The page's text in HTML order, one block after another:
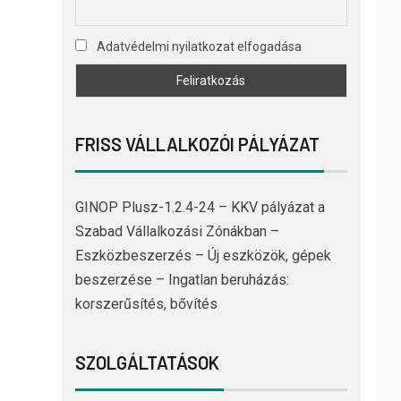
Adatvédelmi nyilatkozat elfogadása
FRISS VÁLLALKOZÓI PÁLYÁZAT
GINOP Plusz-1.2.4-24 – KKV pályázat a
Szabad Vállalkozási Zónákban –
Eszközbeszerzés – Új eszközök, gépek
beszerzése – Ingatlan beruházás:
korszerűsítés, bővítés
SZOLGÁLTATÁSOK